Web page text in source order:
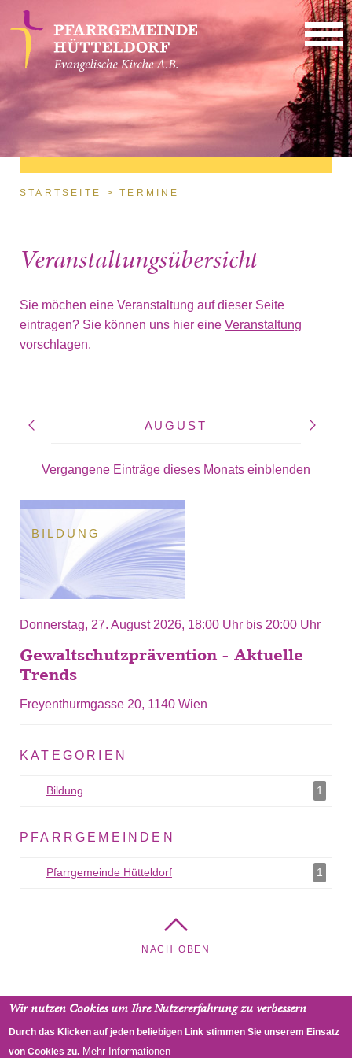
Wir nutzen Cookies um Ihre Nutzererfahrung zu verbessern
Durch das Klicken auf jeden beliebigen Link stimmen Sie unserem Einsatz
von Cookies zu. Mehr Informationen
Direkt zum Inhalt
Sie sind hier
STARTSEITE TERMINE
Veranstaltungsübersicht
Sie möchen eine Veranstaltung auf dieser Seite
eintragen? Sie können uns hier eine Veranstaltung
vorschlagen.
AUGUST
Vergangene Einträge dieses Monats einblenden
BILDUNG
Donnerstag, 27. August 2026, 18:00 Uhr bis 20:00 Uhr
Gewaltschutzprävention - Aktuelle
Trends
Freyenthurmgasse 20, 1140 Wien
KATEGORIEN
Bildung 1
PFARRGEMEINDEN
Pfarrgemeinde Hütteldorf 1
Pfarrgemeinde Hütteldorf als Filter
NACH OBEN
Trinitatiskirche - Pfarrgemeinde Hütteldorf,
Freyenthurmgasse 20, 1140 Wien, Österreich